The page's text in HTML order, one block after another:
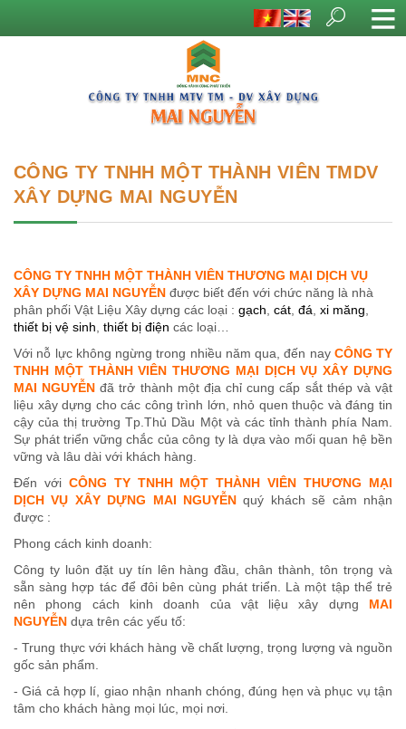
CÔNG TY TNHH MỘT THÀNH VIÊN TMDV
XÂY DỰNG MAI NGUYỄN
CÔNG TY TNHH MỘT THÀNH VIÊN THƯƠNG MẠI DỊCH VỤ
XÂY DỰNG MAI NGUYỄN được biết đến với chức năng là nhà
phân phối Vật Liệu Xây dựng các loại : gạch cát đá xi măng
thiết bị vệ sinh thiết bị điện các loại…
Với nỗ lực không ngừng trong nhiều năm qua, đến nay CÔNG TY
TNHH MỘT THÀNH VIÊN THƯƠNG MẠI DỊCH VỤ XÂY DỰNG
MAI NGUYỄN đã trở thành một địa chỉ cung cấp sắt thép và vật
liệu xây dựng cho các công trình lớn, nhỏ quen thuộc và đáng tin
cậy của thị trường Tp.Thủ Dầu Một và các tỉnh thành phía Nam.
Sự phát triển vững chắc của công ty là dựa vào mối quan hệ bền
vững và lâu dài với khách hàng.
Đến với CÔNG TY TNHH MỘT THÀNH VIÊN THƯƠNG MẠI
DỊCH VỤ XÂY DỰNG MAI NGUYỄN quý khách sẽ cảm nhận
được :
Phong cách kinh doanh:
Công ty luôn đặt uy tín lên hàng đầu, chân thành, tôn trọng và
sẵn sàng hợp tác để đôi bên cùng phát triển. Là một tập thể trẻ
nên phong cách kinh doanh của vật liệu xây dựng MAI
NGUYỄN dựa trên các yếu tố:
- Trung thực với khách hàng về chất lượng, trọng lượng và nguồn
gốc sản phẩm.
- Giá cả hợp lí, giao nhận nhanh chóng, đúng hẹn và phục vụ tận
tâm cho khách hàng mọi lúc, mọi nơi.